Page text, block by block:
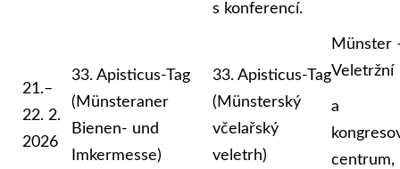
s konferencí.
21.–
22. 2.
2026
33. Apisticus-Tag
(Münsteraner
Bienen- und
Imkermesse)
33. Apisticus-Tag
(Münsterský
včelařský
veletrh)
Münster
Veletržní
a
centrum,